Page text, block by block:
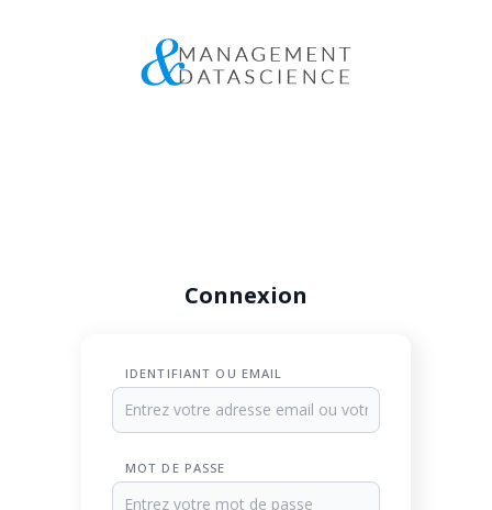
Connexion
IDENTIFIANT OU EMAIL
MOT DE PASSE